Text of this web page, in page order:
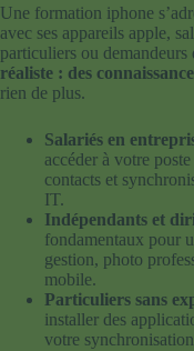
Une formation iphone
avec ses appareils apple,
particuliers ou demandeurs
réaliste : des
rien de plus.
Salariés en
accéder à votre
contacts et
IT.
Indépendants et
fondamentaux pour
gestion, photo
mobile.
Particuliers sans
installer des
votre